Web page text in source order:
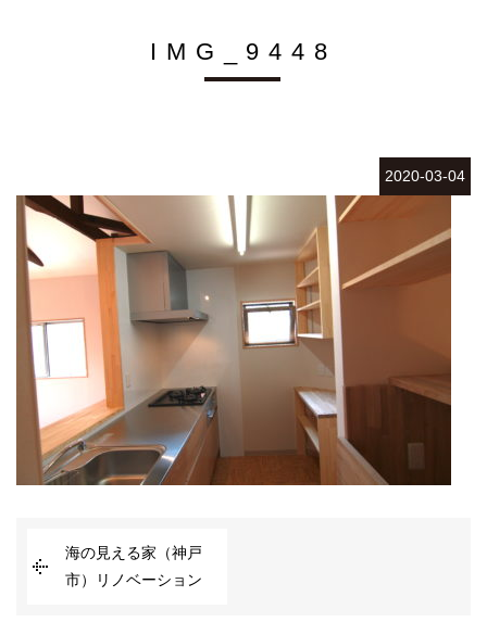
IMG_9448
2020-03-04
海の見える家（神戸
市）リノベーション